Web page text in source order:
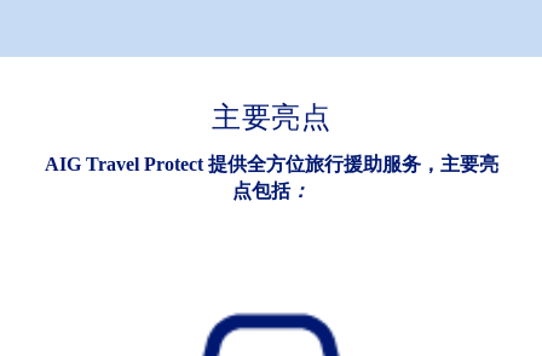
主要亮点
AIG Travel Protect 提供全方位旅行援助服务，主要亮
点包括：